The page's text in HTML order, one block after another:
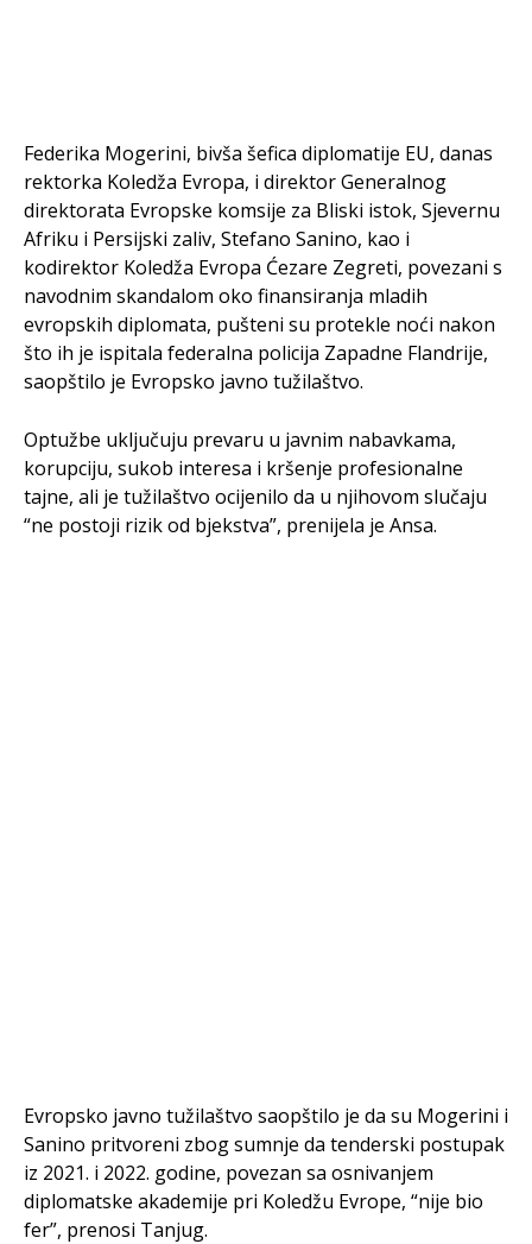
Federika Mogerini, bivša šefica diplomatije EU, danas
rektorka Koledža Evropa, i direktor Generalnog
direktorata Evropske komsije za Bliski istok, Sjevernu
Afriku i Persijski zaliv, Stefano Sanino, kao i
kodirektor Koledža Evropa Ćezare Zegreti, povezani s
navodnim skandalom oko finansiranja mladih
evropskih diplomata, pušteni su protekle noći nakon
što ih je ispitala federalna policija Zapadne Flandrije,
saopštilo je Evropsko javno tužilaštvo.
Optužbe uključuju prevaru u javnim nabavkama,
korupciju, sukob interesa i kršenje profesionalne
tajne, ali je tužilaštvo ocijenilo da u njihovom slučaju
“ne postoji rizik od bjekstva”, prenijela je Ansa.
Evropsko javno tužilaštvo saopštilo je da su Mogerini i
Sanino pritvoreni zbog sumnje da tenderski postupak
iz 2021. i 2022. godine, povezan sa osnivanjem
diplomatske akademije pri Koledžu Evrope, “nije bio
fer”, prenosi Tanjug.